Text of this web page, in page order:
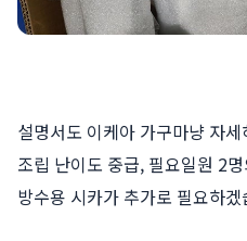
설명서도 이케아 가구마냥 자
조립 난이도 중급, 필요일원 2
방수용 시카가 추가로 필요하